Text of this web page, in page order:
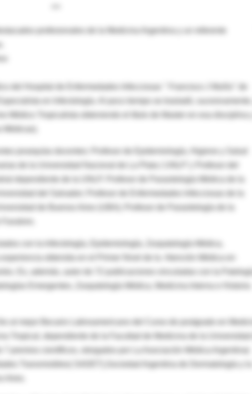
profesionales de la Medicina Argentina y un referente
del Hospital de Enfermedades Infecciosas " Francisco J Muñiz" de
en Infectología. Al poco tiempo se trasladó,
jerarquías docentes: Profesor de Epidemiología, Higiene y Salud
dependiente de la UNLP. Profesor de Parasitología Médica de la
de Buenos Aires (UBA); Profesor de Parasitología de la
con la Infectología, Epidemiología, Zoopatología Médica,
Es, además, autor de 72 publicaciones vinculadas con la
Emergentes, Zoopatología Médica, Medicina Interna e Historia
al mejor Becario Latinoamericano del Curso de postgrado en
Tropical, dependiente de la Facultad de Medicina de la
7 premios científicos, otorgados por La Asociación Médica Argentina(
Transmisibles( SADET),Sociedad Argentina de Dermatología y la